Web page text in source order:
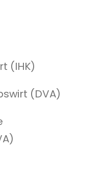
(IHK)
(DVA)